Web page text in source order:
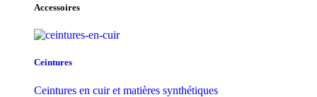
Accessoires
Ceintures
Ceintures en cuir et matières synthétiques